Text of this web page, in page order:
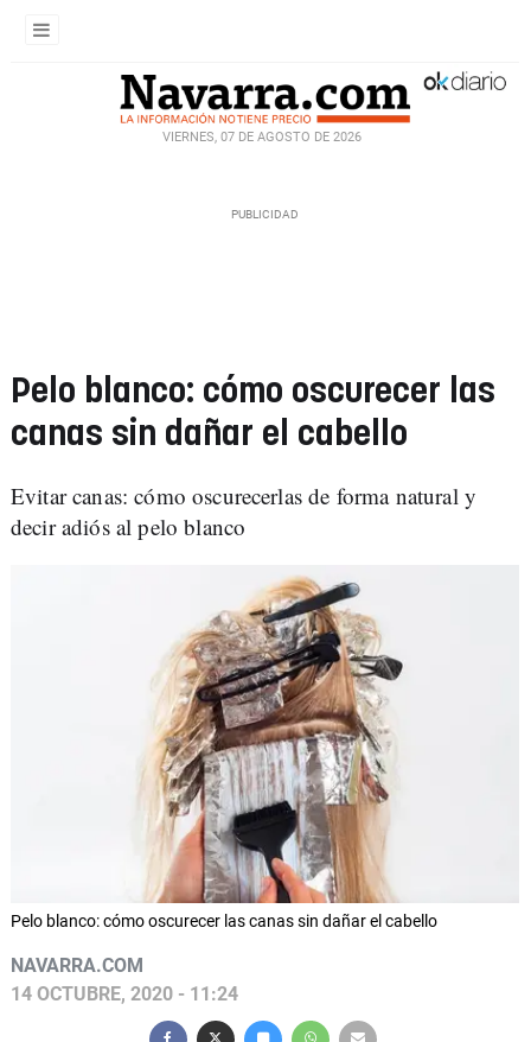
VIERNES, 07 DE AGOSTO DE 2026
Pelo blanco: cómo oscurecer las
canas sin dañar el cabello
Evitar canas: cómo oscurecerlas de forma natural y
decir adiós al pelo blanco
Pelo blanco: cómo oscurecer las canas sin dañar el cabello
NAVARRA.COM
14 OCTUBRE, 2020 - 11:24